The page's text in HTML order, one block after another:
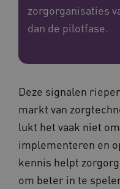
zorgorganisaties
dan de pilotfase.
Deze signalen
markt van
lukt het vaak niet
implementeren en
kennis helpt
om beter in te